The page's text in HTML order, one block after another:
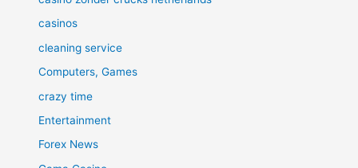
casinos
cleaning service
Computers, Games
crazy time
Entertainment
Forex News